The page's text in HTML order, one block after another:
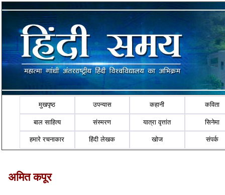
मुखपृष्ठ उपन्यास कहानी कविता
बाल साहित्य संस्मरण यात्रा वृत्तांत सिनेमा
हमारे रचनाकार हिंदी लेखक खोज संपर्क
अमित कपूर